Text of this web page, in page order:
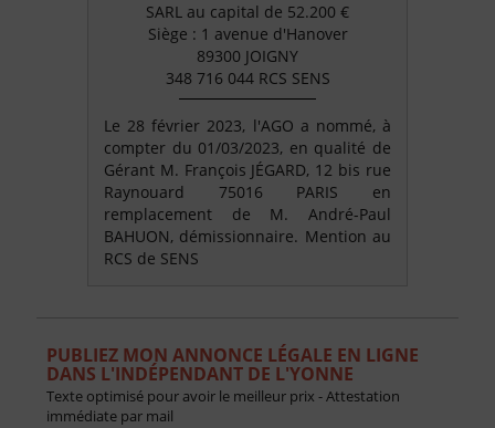
SARL au capital de 52.200 €
Siège : 1 avenue d'Hanover
89300 JOIGNY
348 716 044 RCS SENS
Le 28 février 2023, l'AGO a nommé, à
compter du 01/03/2023, en qualité de
Gérant M. François JÉGARD, 12 bis rue
Raynouard 75016 PARIS en
remplacement de M. André-Paul
BAHUON, démissionnaire. Mention au
RCS de SENS
PUBLIEZ MON ANNONCE LÉGALE EN LIGNE
DANS L'INDÉPENDANT DE L'YONNE
Texte optimisé pour avoir le meilleur prix - Attestation
immédiate par mail